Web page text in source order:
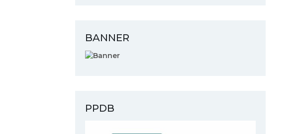
BANNER
PPDB